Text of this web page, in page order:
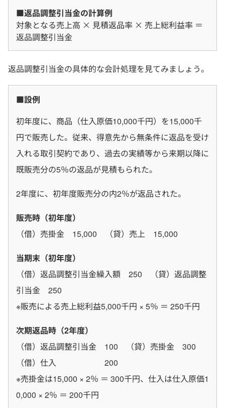
■返品調整引当金の計算例
対象となる売上高 × 見積返品率 × 売上総利益率 ＝
返品調整引当金
返品調整引当金の具体的な会計処理を見てみましょう。
■設例
初年度に、商品（仕入原価10,000千円）を15,000千
円で販売した。従来、得意先から無条件に返品を受け
入れる取引契約であり、過去の実績等から来期以降に
既販売分の5％の返品が見積もられた。
2年度に、初年度販売分の内2％が返品された。
販売時（初年度）
（借）売掛金 15,000 （貸）売上 15,000
当期末（初年度）
（借）返品調整引当金繰入額 250 （貸）返品調整
引当金 250
※販売による売上総利益5,000千円 × 5％ ＝ 250千円
次期返品時（2年度）
（借）返品調整引当金 100 （貸）売掛金 300
（借）仕入 200
※売掛金は15,000 × 2％ ＝ 300千円、仕入は仕入原価1
0,000 × 2％ ＝ 200千円